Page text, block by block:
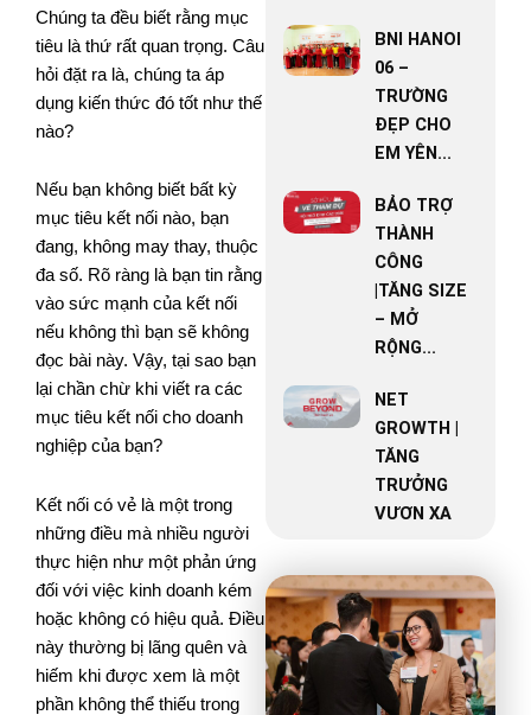
Chúng ta đều biết rằng mục
tiêu là thứ rất quan trọng. Câu
hỏi đặt ra là, chúng ta áp
dụng kiến thức đó tốt như thế
nào?
Nếu bạn không biết bất kỳ
mục tiêu kết nối nào, bạn
đang, không may thay, thuộc
đa số. Rõ ràng là bạn tin rằng
vào sức mạnh của kết nối
nếu không thì bạn sẽ không
đọc bài này. Vậy, tại sao bạn
lại chần chừ khi viết ra các
mục tiêu kết nối cho doanh
nghiệp của bạn?
Kết nối có vẻ là một trong
những điều mà nhiều người
thực hiện như một phản ứng
đối với việc kinh doanh kém
hoặc không có hiệu quả. Điều
này thường bị lãng quên và
hiếm khi được xem là một
phần không thể thiếu trong
BNI HANOI
06 –
TRƯỜNG
ĐẸP CHO
EM YÊN...
BẢO TRỢ
THÀNH
CÔNG
|TĂNG SIZE
– MỞ
RỘNG...
NET
GROWTH |
TĂNG
TRƯỞNG
VƯƠN XA